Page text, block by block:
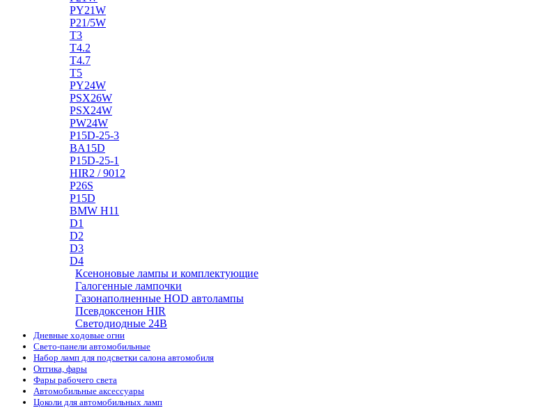
PY21W
P21/5W
T3
T4.2
T4.7
T5
PY24W
PSX26W
PSX24W
PW24W
P15D-25-3
BA15D
P15D-25-1
HIR2 / 9012
P26S
P15D
BMW H11
D1
D2
D3
D4
Ксеноновые лампы и комплектующие
Галогенные лампочки
Газонаполненные HOD автолампы
Псевдоксенон HIR
Cветодиодные 24B
Дневные ходовые огни
Свето-панели автомобильные
Набор ламп для подсветки салона автомобиля
Оптика, фары
Фары рабочего света
Автомобильные аксессуары
Цоколи для автомобильных ламп